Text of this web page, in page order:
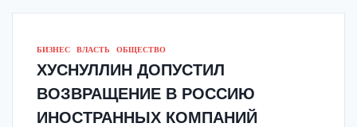
БИЗНЕС ВЛАСТЬ ОБЩЕСТВО
ХУСНУЛЛИН ДОПУСТИЛ
ВОЗВРАЩЕНИЕ В РОССИЮ
ИНОСТРАННЫХ КОМПАНИЙ